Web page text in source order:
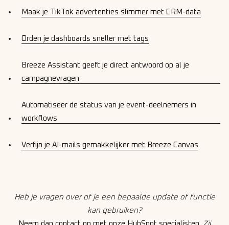
Maak je TikTok advertenties slimmer met CRM-data
Orden je dashboards sneller met tags
Breeze Assistant geeft je direct antwoord op al je
campagnevragen
Automatiseer de status van je event-deelnemers in
workflows
Verfijn je AI-mails gemakkelijker met Breeze Canvas
Heb je vragen over of je een bepaalde update of functie
kan gebruiken?